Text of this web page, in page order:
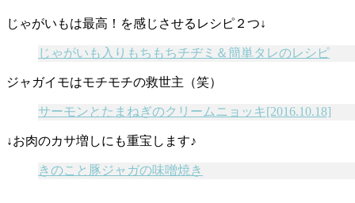
じゃがいもは最高！を感じさせるレシピ２つ↓
じゃがいも入りもちもちチヂミ＆簡単タレのレシピ
ジャガイモはモチモチの救世主（笑）
サーモンとたまねぎのクリームニョッキ[2016.10.18]
↓お肉のカサ増しにも重宝します♪
きのこと豚ジャガの味噌焼き